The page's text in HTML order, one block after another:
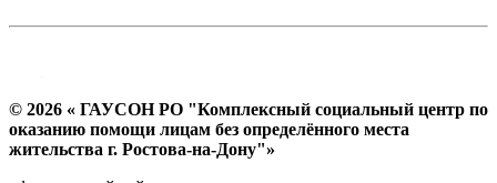
© 2026 « ГАУСОН РО "Комплексный социальный центр по
оказанию помощи лицам без определённого места
жительства г. Ростова-на-Дону"»